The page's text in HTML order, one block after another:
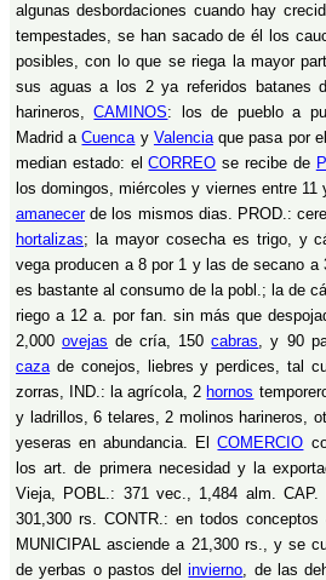
algunas desbordaciones cuando hay
tempestades, se han sacado de él los
posibles, con lo que se riega la mayor
sus aguas a los 2 ya referidos batanes
harineros,CAMINOS: los de pueblo a
Madrid aCuencay Valenciaque pasa por
median estado: elCORREO se recibe de
los domingos, miércoles y viernes entre
amanecerde los mismos dias. PROD.:
hortalizas; la mayor cosecha es trigo, y
vega producen a 8 por 1 y las de secano
es bastante al consumo de la pobl.; la de
riego a 12 a. por fan. sin más que
2,000ovejas de cría, 150cabras, y 90
cazade conejos, liebres y perdices, tal
zorras, IND.: la agrícola, 2 hornos
y ladrillos, 6 telares, 2 molinos harineros,
yeseras en abundancia. ElCOMERCIO
los art. de primera necesidad y la
Vieja, POBL.: 371 vec., 1,484 alm. CAP.
301,300 rs. CONTR.: en todos
MUNICIPAL asciende a 21,300 rs., y se
de yerbas o pastos delinvierno, de las